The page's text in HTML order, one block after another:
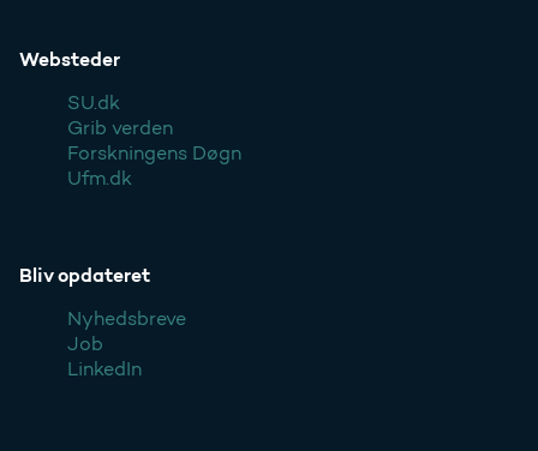
Websteder
SU.dk
Grib verden
Forskningens Døgn
Ufm.dk
Bliv opdateret
Nyhedsbreve
Job
LinkedIn